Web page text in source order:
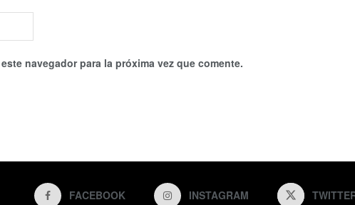
navegador para la próxima vez que comente.
FACEBOOK INSTAGRAM